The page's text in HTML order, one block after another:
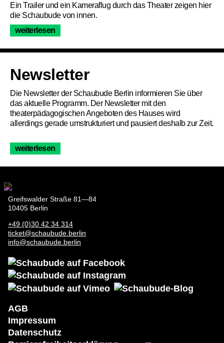
Programm
Ticket
Barrierefreiheit
Über uns
AGB
Impressum
Ein Trailer und ein Kameraflug durch das Theater zeigen hier
die Schaubude von innen.
weiterlesen
Newsletter
Die Newsletter der Schaubude Berlin informieren Sie über
das aktuelle Programm. Der Newsletter mit den
theaterpädagogischen Angeboten des Hauses wird
allerdings gerade umstrukturiert und pausiert deshalb zur Zeit.
weiterlesen
Greifswalder Straße 81—84
10405 Berlin
+49 (0)30 42 34 314
ticket@schaubude.berlin
info@schaubude.berlin
AGB
Impressum
Datenschutz